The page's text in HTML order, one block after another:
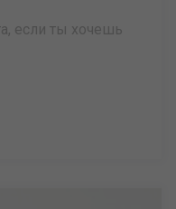
если ты хочешь